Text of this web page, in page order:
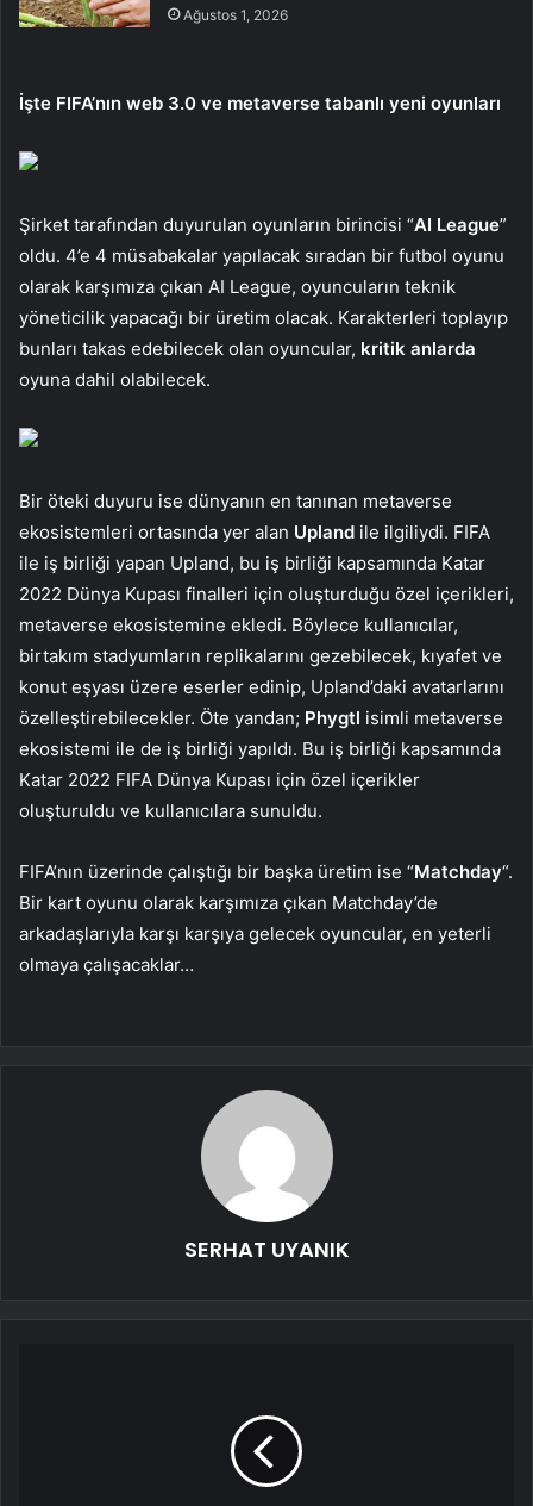
Ağustos 1, 2026
İşte FIFA’nın web 3.0 ve metaverse tabanlı yeni oyunları
Şirket tarafından duyurulan oyunların birincisi “AI League”
oldu. 4’e 4 müsabakalar yapılacak sıradan bir futbol oyunu
olarak karşımıza çıkan AI League, oyuncuların teknik
yöneticilik yapacağı bir üretim olacak. Karakterleri toplayıp
bunları takas edebilecek olan oyuncular, kritik anlarda
oyuna dahil olabilecek.
Bir öteki duyuru ise dünyanın en tanınan metaverse
ekosistemleri ortasında yer alan Upland ile ilgiliydi. FIFA
ile iş birliği yapan Upland, bu iş birliği kapsamında Katar
2022 Dünya Kupası finalleri için oluşturduğu özel içerikleri,
metaverse ekosistemine ekledi. Böylece kullanıcılar,
birtakım stadyumların replikalarını gezebilecek, kıyafet ve
konut eşyası üzere eserler edinip, Upland’daki avatarlarını
özelleştirebilecekler. Öte yandan; Phygtl isimli metaverse
ekosistemi ile de iş birliği yapıldı. Bu iş birliği kapsamında
Katar 2022 FIFA Dünya Kupası için özel içerikler
oluşturuldu ve kullanıcılara sunuldu.
FIFA’nın üzerinde çalıştığı bir başka üretim ise “Matchday“.
Bir kart oyunu olarak karşımıza çıkan Matchday’de
arkadaşlarıyla karşı karşıya gelecek oyuncular, en yeterli
olmaya çalışacaklar…
SERHAT UYANIK